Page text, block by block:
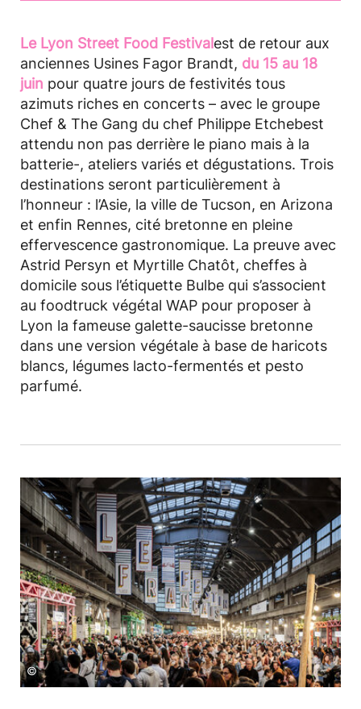
Le Lyon Street Food Festival est de retour aux
anciennes Usines Fagor Brandt, du 15 au 18
juin pour quatre jours de festivités tous
azimuts riches en concerts – avec le groupe
Chef & The Gang du chef Philippe Etchebest
attendu non pas derrière le piano mais à la
batterie-, ateliers variés et dégustations. Trois
destinations seront particulièrement à
l’honneur : l’Asie, la ville de Tucson, en Arizona
et enfin Rennes, cité bretonne en pleine
effervescence gastronomique. La preuve avec
Astrid Persyn et Myrtille Chatôt, cheffes à
domicile sous l’étiquette Bulbe qui s’associent
au foodtruck végétal WAP pour proposer à
Lyon la fameuse galette-saucisse bretonne
dans une version végétale à base de haricots
blancs, légumes lacto-fermentés et pesto
parfumé.
©